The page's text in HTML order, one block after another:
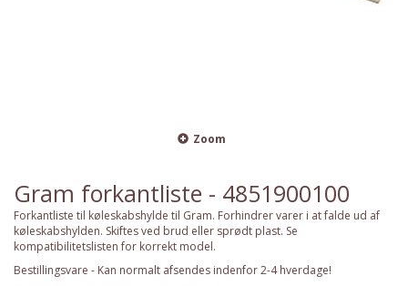
Zoom
Gram forkantliste - 4851900100
Forkantliste til køleskabshylde til Gram. Forhindrer varer i at falde ud af
køleskabshylden. Skiftes ved brud eller sprødt plast. Se
kompatibilitetslisten for korrekt model.
Bestillingsvare - Kan normalt afsendes indenfor 2-4 hverdage!